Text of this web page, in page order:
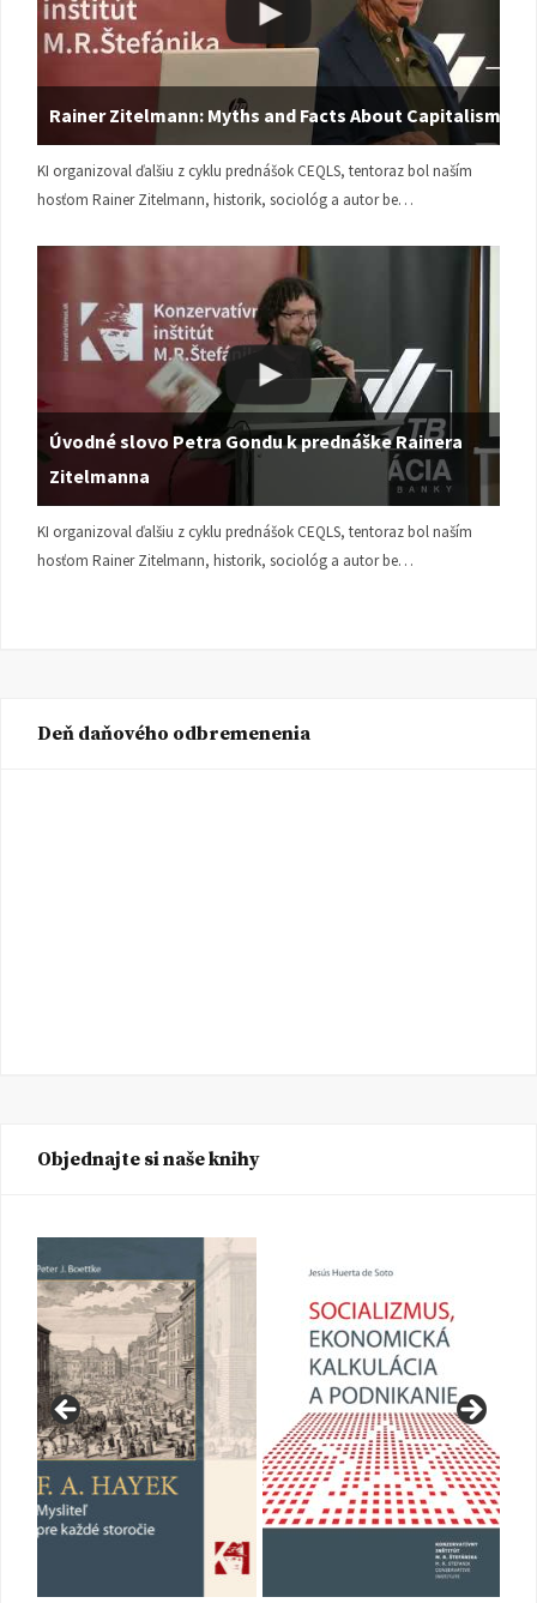
Rainer Zitelmann: Myths and Facts About Capitalism
KI organizoval ďalšiu z cyklu prednášok CEQLS, tentoraz bol naším
hosťom Rainer Zitelmann, historik, sociológ a autor be…
Úvodné slovo Petra Gondu k prednáške Rainera
Zitelmanna
KI organizoval ďalšiu z cyklu prednášok CEQLS, tentoraz bol naším
hosťom Rainer Zitelmann, historik, sociológ a autor be…
Deň daňového odbremenenia
Objednajte si naše knihy